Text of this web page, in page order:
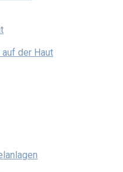
der Haut